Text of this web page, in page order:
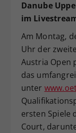
Danube
im
Am Montag,
Uhr der
Austria Open
das
unter
ersten Spiele
Court,